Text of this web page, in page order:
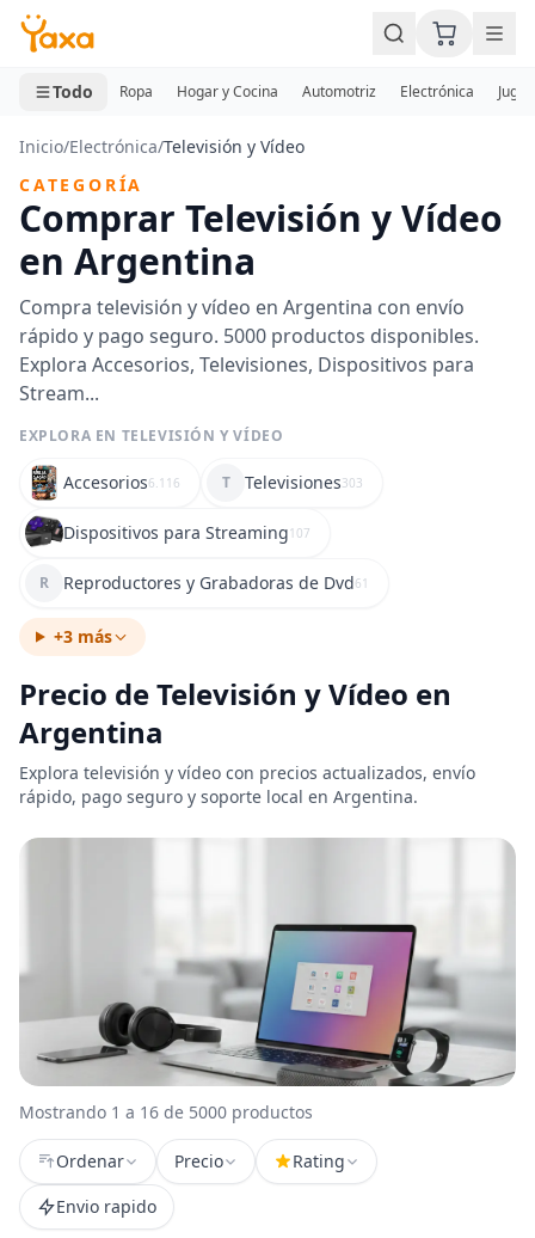
MINI CARRITO
0 productos
Todo Ropa Hogar y Cocina Automotriz Electrónica
Inicio/Electrónica/Televisión y Vídeo
CATEGORÍA
Comprar Televisión y Vídeo
en Argentina
Compra televisión y vídeo en Argentina con envío
rápido y pago seguro. 5000 productos disponibles.
Explora Accesorios, Televisiones, Dispositivos para
Stream...
EXPLORA EN TELEVISIÓN Y VÍDEO
Accesorios6.116 T Televisiones303
Dispositivos para Streaming107
R Reproductores y Grabadoras de Dvd61
+3 más
Precio de Televisión y Vídeo en
Argentina
Explora televisión y vídeo con precios actualizados, envío
rápido, pago seguro y soporte local en Argentina.
Mostrando 1 a 16 de 5000 productos
Ordenar Precio
Rating
Envio rapido